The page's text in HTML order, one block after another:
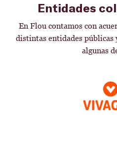
Entidades
En Flou contamos con
distintas entidades públicas
algunas